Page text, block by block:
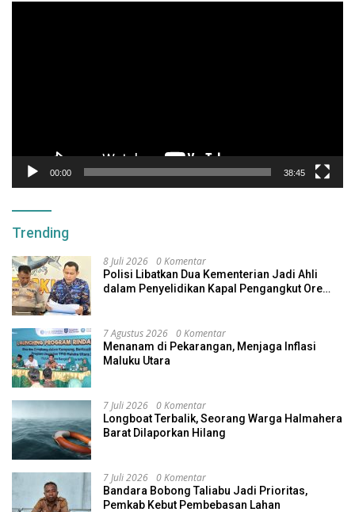
00:00 38:45
Trending
8 Juli 2026 0 Komentar
Polisi Libatkan Dua Kementerian Jadi Ahli
dalam Penyelidikan Kapal Pengangkut Ore
7 Agustus 2026 0 Komentar
Menanam di Pekarangan, Menjaga Inflasi
Maluku Utara
7 Juli 2026 0 Komentar
Longboat Terbalik, Seorang Warga Halmahera
Barat Dilaporkan Hilang
7 Juli 2026 0 Komentar
Bandara Bobong Taliabu Jadi Prioritas,
Pemkab Kebut Pembebasan Lahan